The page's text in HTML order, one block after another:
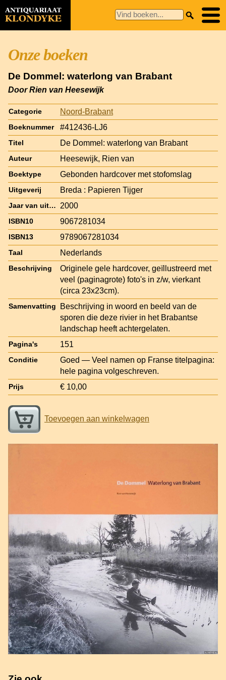
Onze boeken
De Dommel: waterlong van Brabant
Door Rien van Heesewijk
Categorie Noord-Brabant
Boeknummer #412436-LJ6
Titel De Dommel: waterlong van Brabant
Auteur Heesewijk, Rien van
Boektype Gebonden hardcover met stofomslag
Uitgeverij Breda : Papieren Tijger
Jaar van uitgave 2000
ISBN10 9067281034
ISBN13 9789067281034
Taal Nederlands
Beschrijving
Originele gele hardcover, geïllustreerd met
veel (paginagrote) foto's in z/w, vierkant
(circa 23x23cm).
Samenvatting
Beschrijving in woord en beeld van de
sporen die deze rivier in het Brabantse
landschap heeft achtergelaten.
Pagina's 151
Conditie
Goed — Veel namen op Franse titelpagina:
hele pagina volgeschreven.
Prijs € 10,00
Toevoegen aan winkelwagen